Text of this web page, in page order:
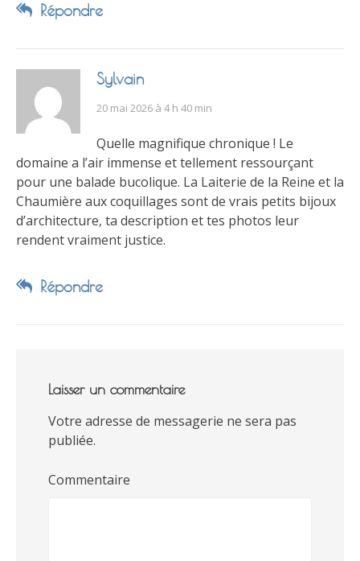
Répondre
Sylvain
20 mai 2026 à 4 h 40 min
Quelle magnifique chronique ! Le
domaine a l’air immense et tellement ressourçant
pour une balade bucolique. La Laiterie de la Reine et la
Chaumière aux coquillages sont de vrais petits bijoux
d’architecture, ta description et tes photos leur
rendent vraiment justice.
Répondre
Laisser un commentaire
Votre adresse de messagerie ne sera pas
publiée.
Commentaire